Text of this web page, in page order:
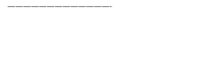
—————————————-